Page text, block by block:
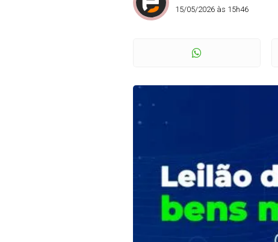
15/05/2026 às 15h46